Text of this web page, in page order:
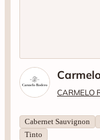
CARMELO
Cabernet Sauvignon
Tinto